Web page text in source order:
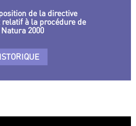
de la directive
à la procédure de
2000